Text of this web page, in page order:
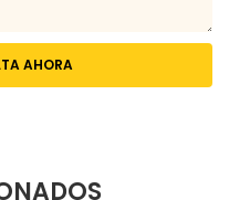
AHORA